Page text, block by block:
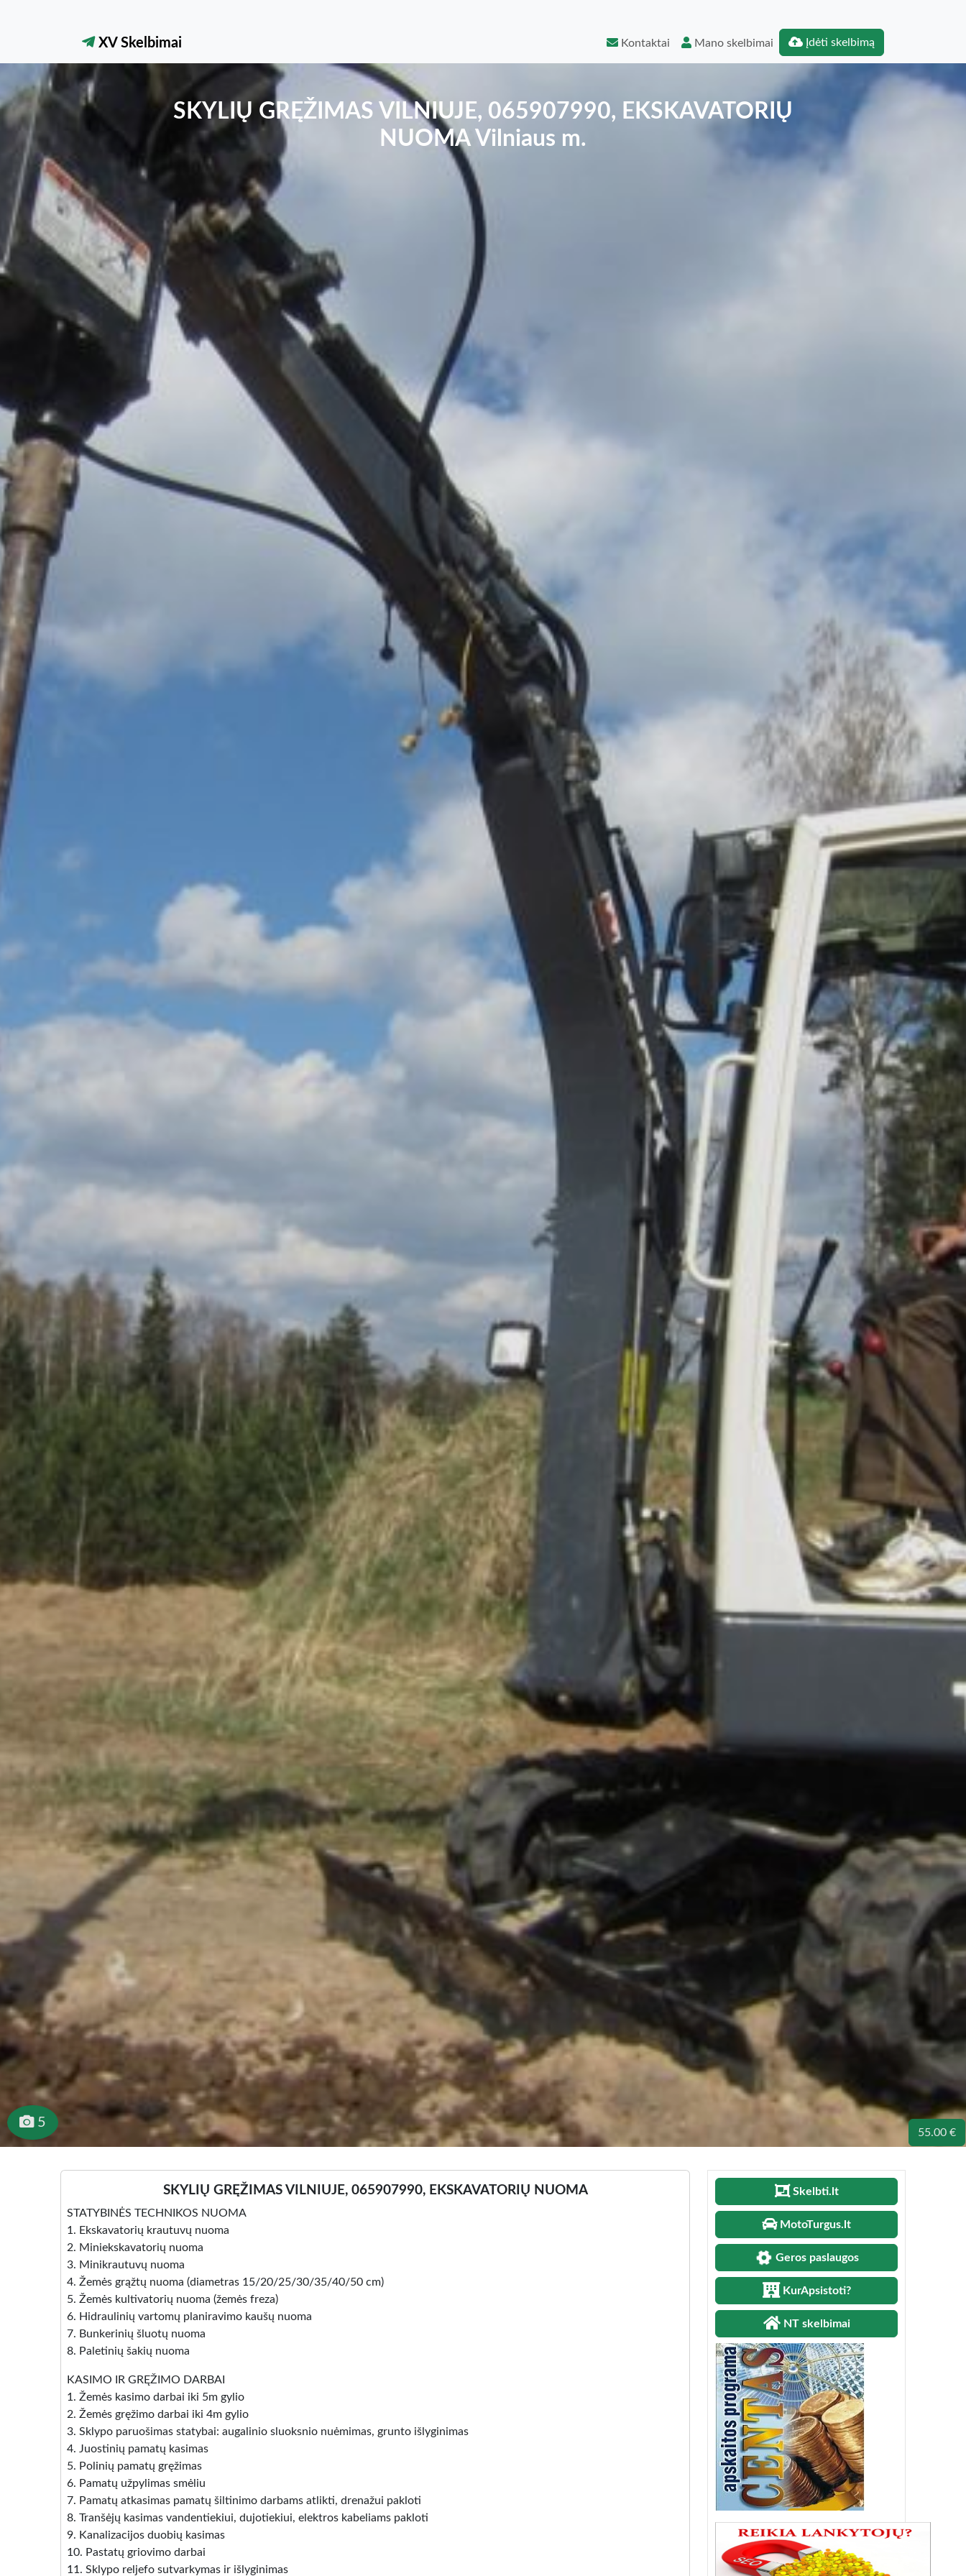
XV Skelbimai Kontaktai Mano skelbimai Įdėti skelbimą
SKYLIŲ GRĘŽIMAS VILNIUJE, 065907990, EKSKAVATORIŲ
NUOMA Vilniaus m.
55.00 €
5
SKYLIŲ GRĘŽIMAS VILNIUJE, 065907990, EKSKAVATORIŲ NUOMA
STATYBINĖS TECHNIKOS NUOMA
1. Ekskavatorių krautuvų nuoma
2. Miniekskavatorių nuoma
3. Minikrautuvų nuoma
4. Žemės grąžtų nuoma (diametras 15/20/25/30/35/40/50 cm)
5. Žemės kultivatorių nuoma (žemės freza)
6. Hidraulinių vartomų planiravimo kaušų nuoma
7. Bunkerinių šluotų nuoma
8. Paletinių šakių nuoma
KASIMO IR GRĘŽIMO DARBAI
1. Žemės kasimo darbai iki 5m gylio
2. Žemės gręžimo darbai iki 4m gylio
3. Sklypo paruošimas statybai: augalinio sluoksnio nuėmimas, grunto išlyginimas
4. Juostinių pamatų kasimas
5. Polinių pamatų gręžimas
6. Pamatų užpylimas smėliu
7. Pamatų atkasimas pamatų šiltinimo darbams atlikti, drenažui pakloti
8. Tranšėjų kasimas vandentiekiui, dujotiekiui, elektros kabeliams pakloti
9. Kanalizacijos duobių kasimas
10. Pastatų griovimo darbai
11. Sklypo reljefo sutvarkymas ir išlyginimas
Skelbti.lt
MotoTurgus.lt
Geros paslaugos
KurApsistoti?
NT skelbimai